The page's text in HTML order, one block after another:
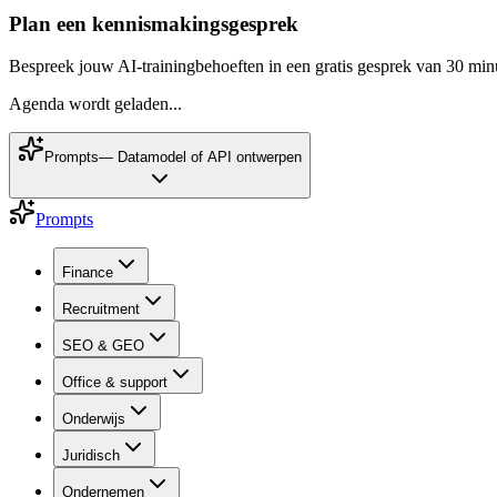
Plan een kennismakingsgesprek
Bespreek jouw AI-trainingbehoeften in een gratis gesprek van 30
Agenda wordt geladen...
Prompts— Datamodel of API ontwerpen
Prompts
Finance
Recruitment
SEO & GEO
Office & support
Onderwijs
Juridisch
Ondernemen